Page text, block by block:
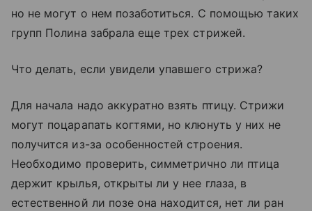
но не могут о нем позаботиться. С помощью таких
групп Полина забрала еще трех стрижей.
Что делать, если увидели упавшего стрижа?
Для начала надо аккуратно взять птицу. Стрижи
могут поцарапать когтями, но клюнуть у них не
получится из-за особенностей строения.
Необходимо проверить, симметрично ли птица
держит крылья, открыты ли у нее глаза, в
естественной ли позе она находится, нет ли ран